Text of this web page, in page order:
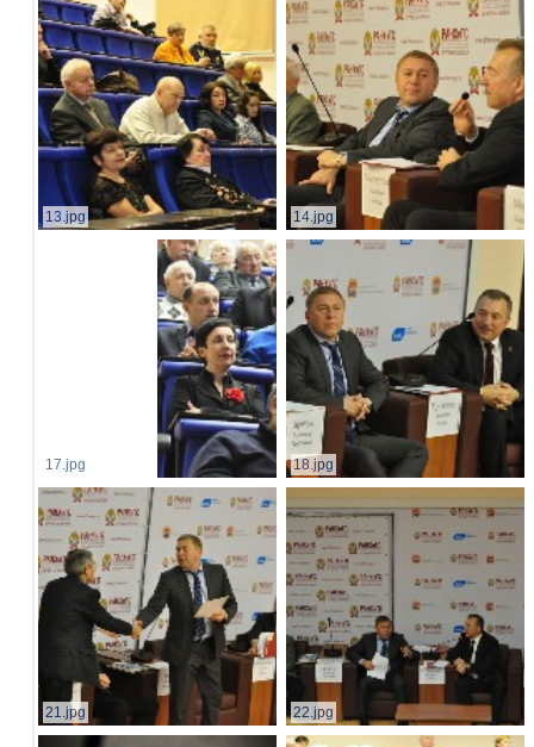
13.jpg 14.jpg
17.jpg 18.jpg
21.jpg 22.jpg